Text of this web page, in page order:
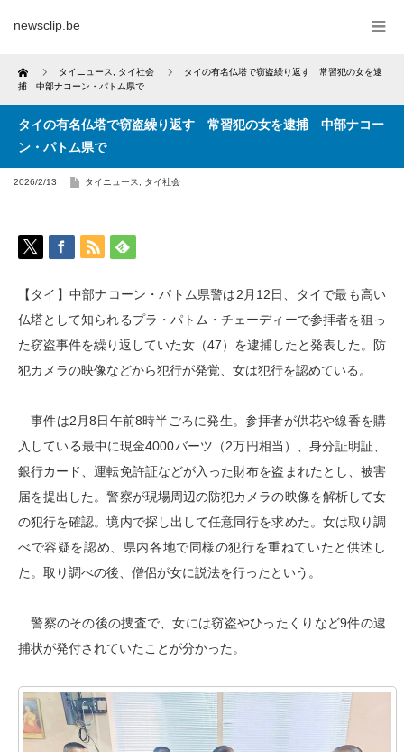
newsclip.be
Home タイニュース タイ社会
タイの有名仏塔で窃盗繰り返す 常習犯の女を逮
捕 中部ナコーン・パトム県で
タイの有名仏塔で窃盗繰り返す 常習犯の女を逮捕 中部ナコー
ン・パトム県で
2026/2/13 タイニュース タイ社会
【タイ】中部ナコーン・パトム県警は2月12日、タイで最も高い
仏塔として知られるプラ・パトム・チェーディーで参拝者を狙っ
た窃盗事件を繰り返していた女（47）を逮捕したと発表した。防
犯カメラの映像などから犯行が発覚、女は犯行を認めている。
事件は2月8日午前8時半ごろに発生。参拝者が供花や線香を購
入している最中に現金4000バーツ（2万円相当）、身分証明証、
銀行カード、運転免許証などが入った財布を盗まれたとし、被害
届を提出した。警察が現場周辺の防犯カメラの映像を解析して女
の犯行を確認。境内で探し出して任意同行を求めた。女は取り調
べで容疑を認め、県内各地で同様の犯行を重ねていたと供述し
た。取り調べの後、僧侶が女に説法を行ったという。
警察のその後の捜査で、女には窃盗やひったくりなど9件の逮
捕状が発付されていたことが分かった。